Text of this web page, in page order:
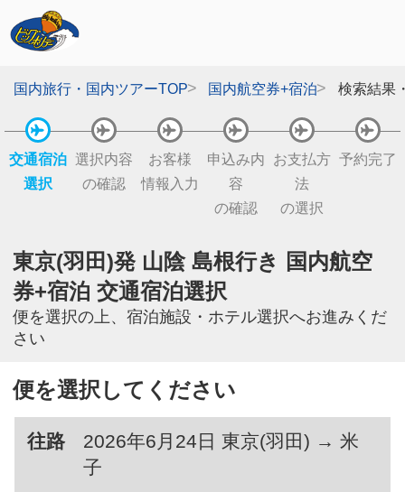
国内旅行・国内ツアーTOP 国内航空券+宿泊 検索結果
交通宿泊
選択
選択内容
の確認
お客様
情報入力
申込み内
容
の確認
お支払方
法
の選択
予約完了
東京(羽田)発 山陰 島根行き 国内航空
券+宿泊 交通宿泊選択
便を選択の上、宿泊施設・ホテル選択へお進みくだ
さい
便を選択してください
往路
2026年6月24日 東京(羽田) → 米
子